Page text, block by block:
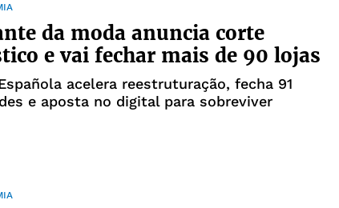
da moda anuncia corte
e vai fechar mais de 90 lojas
acelera reestruturação, fecha 91
e aposta no digital para sobreviver